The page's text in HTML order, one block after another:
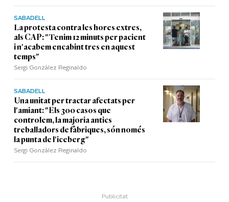
SABADELL
La protesta contra les hores extres,
als CAP: "Tenim 12 minuts per pacient
i n'acabem encabint tres en aquest
temps"
Sergi Gonzàlez Reginaldo
SABADELL
Una unitat per tractar afectats per
l'amiant: "Els 300 casos que
controlem, la majoria antics
treballadors de fàbriques, són només
la punta de l'iceberg"
Sergi Gonzàlez Reginaldo